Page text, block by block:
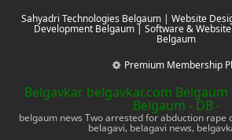
Sahyadri Technologies Belgaum | Website
Development Belgaum | Software &
Belgaum
Premium Membership
Belgavkar belgavkar.com
Belgaum - DB -
belgaum news Two arrested for abduction rape
belagavi, belagavi news,